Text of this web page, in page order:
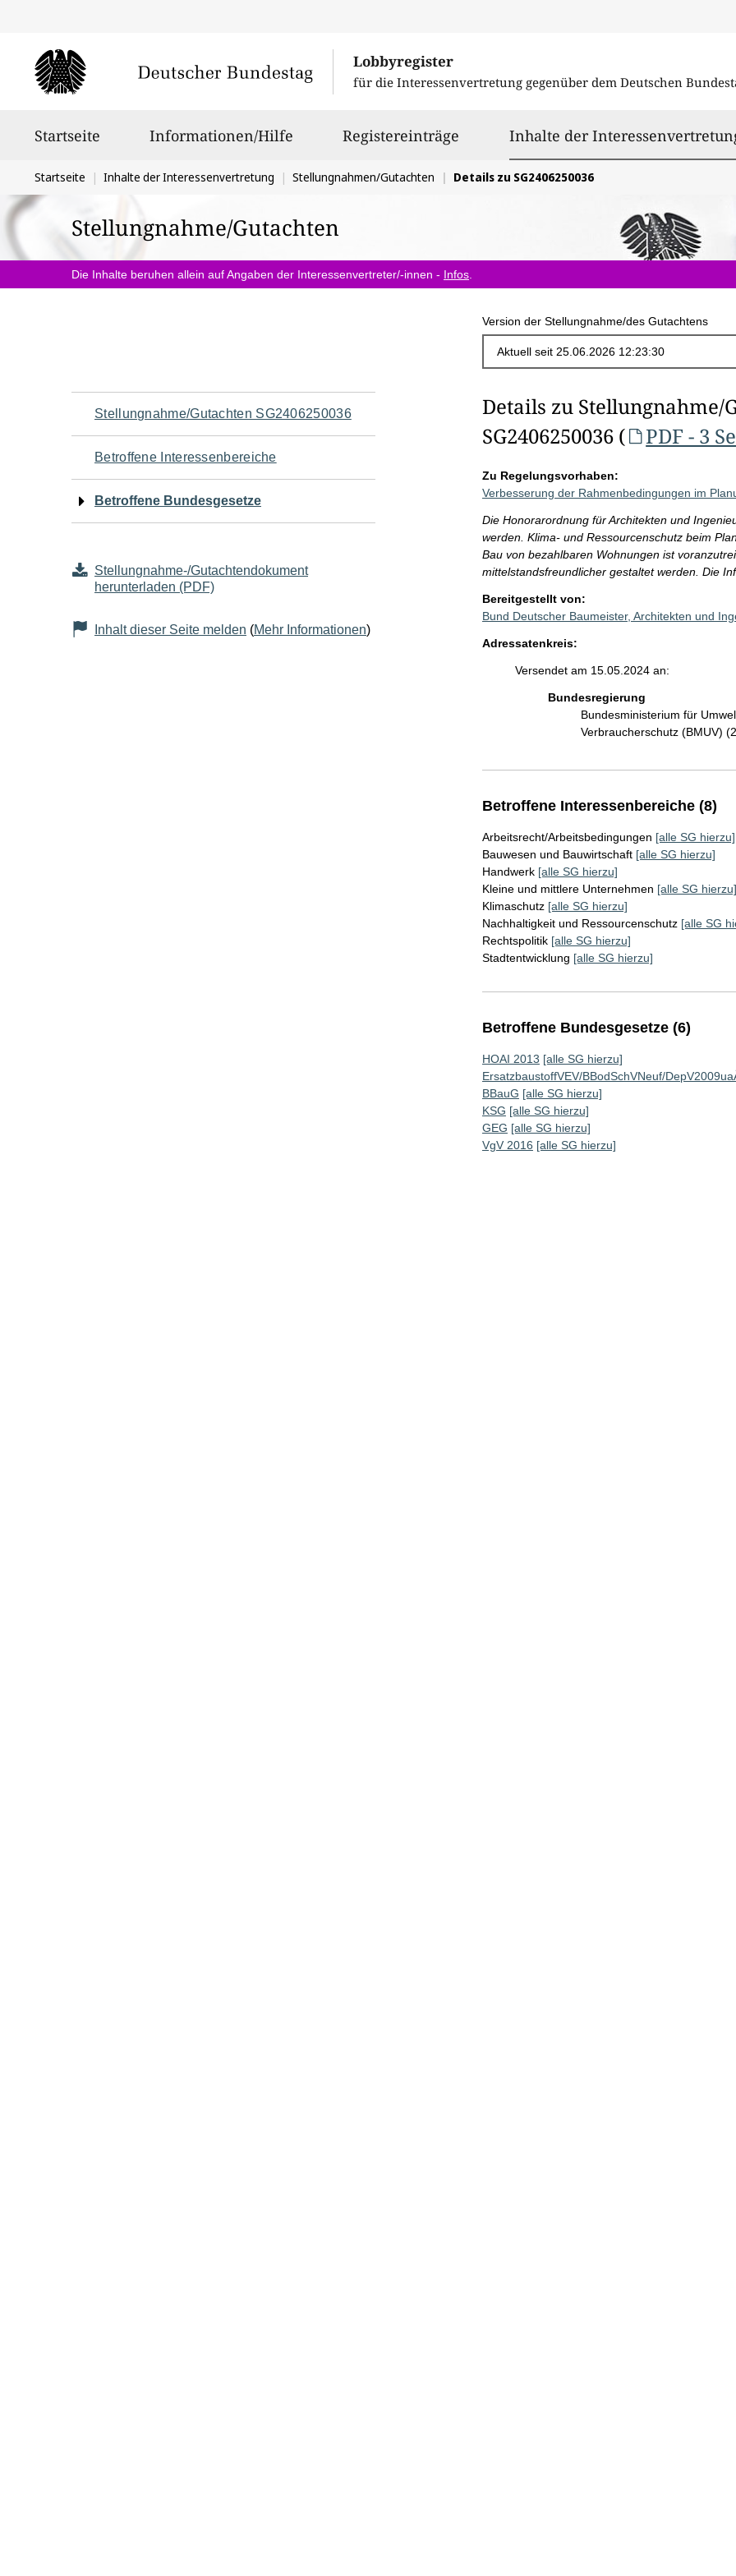
Lobbyregister
für die Interessenvertretung gegenüber dem Deutschen
Startseite Informationen/Hilfe Registereinträge Inhalte der
Sie
befinden
sich
hier:
Startseite Inhalte der Interessenvertretung Stellungnahmen/Gutachten Details zu SG2406250036
Stellungnahme/Gutachten
Die Inhalte beruhen allein auf Angaben der Interessenvertreter/-innen - Infos
Version der Stellungnahme/des Gutachtens
Navigation
für
den
Seiteninhalt
Stellungnahme/Gutachten SG2406250036
Betroffene Interessenbereiche
Betroffene Bundesgesetze
Stellungnahme-/Gutachtendokument
herunterladen (PDF)
Inhalt dieser Seite melden (Mehr Informationen)
Details zu Stellungnahme/
SG2406250036 (
PDF - 3
Zu Regelungsvorhaben:
Verbesserung der Rahmenbedingungen im
Die Honorarordnung für Architekten und
werden. Klima- und Ressourcenschutz beim
Bau von bezahlbaren Wohnungen ist
mittelstandsfreundlicher gestaltet werden. Die
Bereitgestellt von:
Bund Deutscher Baumeister, Architekten und
Adressatenkreis:
Versendet am 15.05.2024 an:
Bundesregierung
Bundesministerium für
Verbraucherschutz (BMUV)
Betroffene Interessenbereiche (8)
Arbeitsrecht/Arbeitsbedingungen [alle SG hierzu]
Bauwesen und Bauwirtschaft [alle SG hierzu]
Handwerk [alle SG hierzu]
Kleine und mittlere Unternehmen [alle SG hierzu]
Klimaschutz [alle SG hierzu]
Nachhaltigkeit und Ressourcenschutz [alle SG
Rechtspolitik [alle SG hierzu]
Stadtentwicklung [alle SG hierzu]
Betroffene Bundesgesetze (6)
HOAI 2013 [alle SG hierzu]
ErsatzbaustoffVEV/BBodSchVNeuf/
BBauG [alle SG hierzu]
KSG [alle SG hierzu]
GEG [alle SG hierzu]
VgV 2016 [alle SG hierzu]